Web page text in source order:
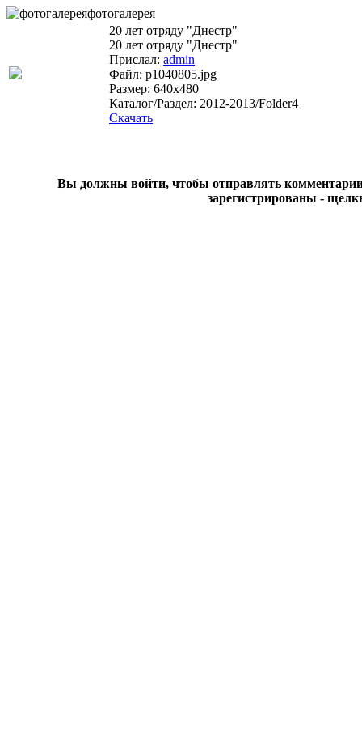
фотогалерея
20 лет отряду "Днестр"
20 лет отряду "Днестр"
Прислал: admin
Файл: p1040805.jpg
Размер: 640x480
Каталог/Раздел: 2012-2013/Folder4
Скачать
Вы должны войти, чтобы отправлять комментарии
зарегистрированы -